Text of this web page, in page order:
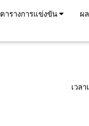
ตารางการแข่งขัน ผ
เวล